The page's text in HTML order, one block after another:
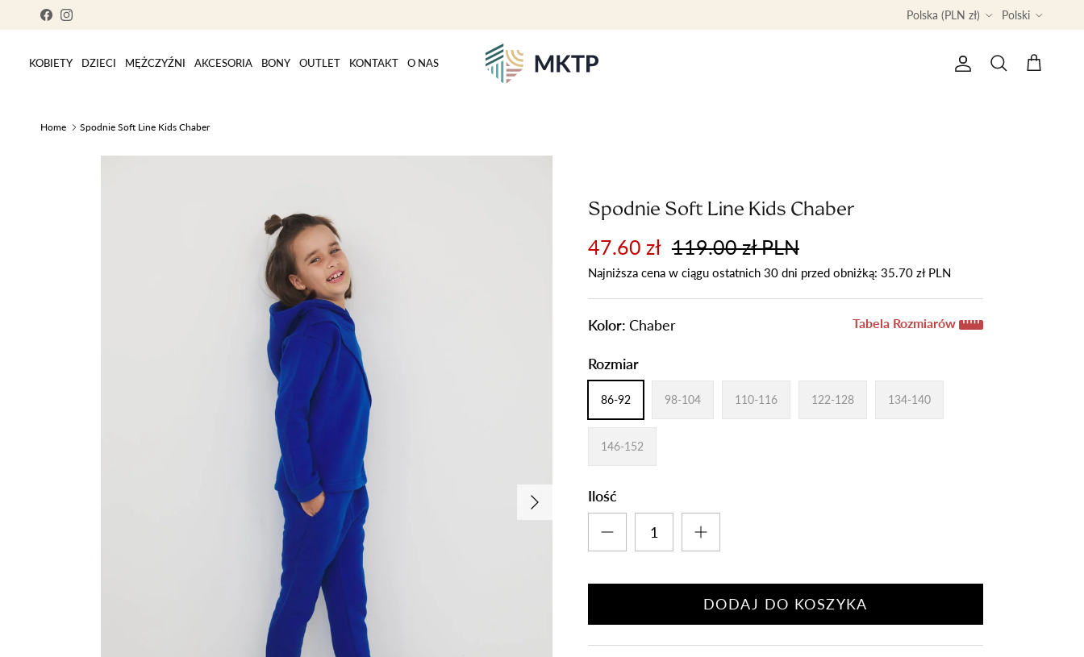
Skip to content
FacebookInstagram
Country/Region
Polska (PLN zł)
Language
Polski
KOBIETY DZIECI MĘŻCZYŹNI AKCESORIA BONY OUTLET KONTAKT O NAS
KontoSzukaj Koszyk
Home Spodnie Soft Line Kids Chaber
następny
Spodnie Soft Line Kids Chaber
47.60 zł 119.00 zł PLN
Najniższa cena w ciągu ostatnich 30 dni przed obniżką: 35.70 zł PLN
Tabela Rozmiarów
Kolor: Chaber
Rozmiar
86-92 98-104 110-116 122-128 134-140
146-152
Ilość
DODAJ DO KOSZYKA